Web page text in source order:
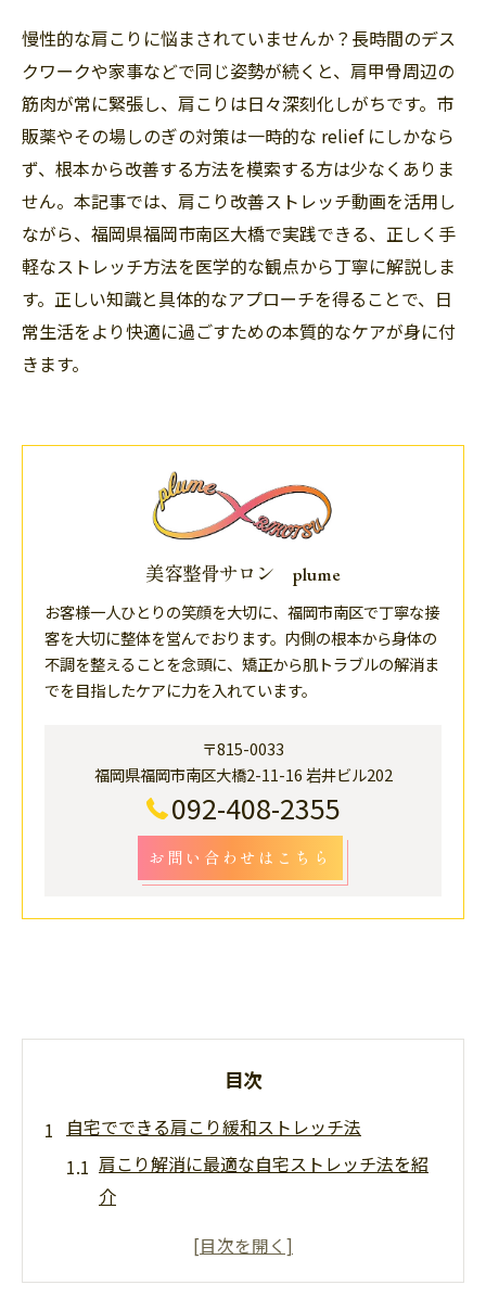
慢性的な肩こりに悩まされていませんか？長時間のデス
クワークや家事などで同じ姿勢が続くと、肩甲骨周辺の
筋肉が常に緊張し、肩こりは日々深刻化しがちです。市
販薬やその場しのぎの対策は一時的な relief にしかなら
ず、根本から改善する方法を模索する方は少なくありま
せん。本記事では、肩こり改善ストレッチ動画を活用し
ながら、福岡県福岡市南区大橋で実践できる、正しく手
軽なストレッチ方法を医学的な観点から丁寧に解説しま
す。正しい知識と具体的なアプローチを得ることで、日
常生活をより快適に過ごすための本質的なケアが身に付
きます。
美容整骨サロン plume
お客様一人ひとりの笑顔を大切に、福岡市南区で丁寧な接
客を大切に整体を営んでおります。内側の根本から身体の
不調を整えることを念頭に、矯正から肌トラブルの解消ま
でを目指したケアに力を入れています。
〒815-0033
福岡県福岡市南区大橋2-11-16 岩井ビル202
092-408-2355
お問い合わせはこちら
目次
自宅でできる肩こり緩和ストレッチ法
肩こり解消に最適な自宅ストレッチ法を紹
介
忙しい女性でも続けやすい肩こりストレッ